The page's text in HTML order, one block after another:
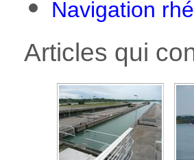
Navigation
Articles qui